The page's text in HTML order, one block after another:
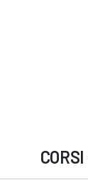
CORSI